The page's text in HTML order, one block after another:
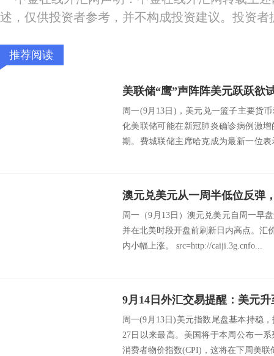
述，仅供投资者参考，并不构成投资建议。投资
推荐阅读
周一(9月13日)，美元兑一篮子主要货
化美联储可能在新冠肺炎确诊病例激
期。费城联储主席哈克成为最新一位
周一（9月13日）澳元兑美元自周一早
并在北美时段开盘前刷新日内高点。汇
内小幅上涨。 src=http://caiji.3g.cnfo...
周一(9月13日)美元指数尾盘基本持稳
27日以来最高。美国将于本周公布一
消费者物价指数(CPI)，这将在下周美联